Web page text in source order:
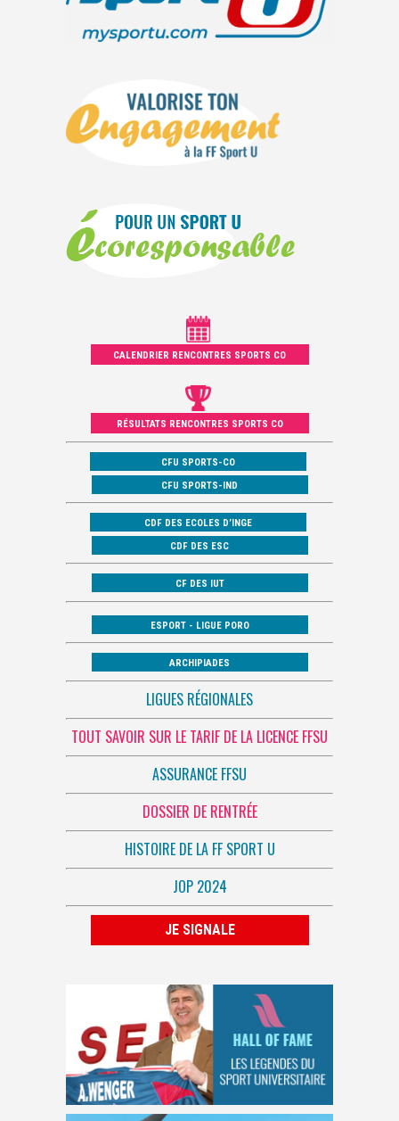
CALENDRIER RENCONTRES SPORTS CO
RÉSULTATS RENCONTRES SPORTS CO
CFU SPORTS-CO
CFU SPORTS-IND
CDF DES ECOLES D’INGE
CDF DES ESC
CF DES IUT
ESPORT - LIGUE PORO
ARCHIPIADES
LIGUES RÉGIONALES
TOUT SAVOIR SUR LE TARIF DE LA LICENCE FFSU
ASSURANCE FFSU
DOSSIER DE RENTRÉE
HISTOIRE DE LA FF SPORT U
JOP 2024
JE SIGNALE